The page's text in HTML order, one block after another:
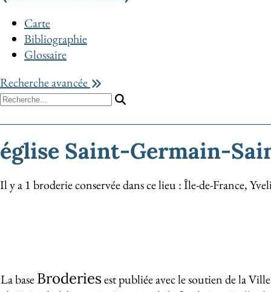
Carte
Bibliographie
Glossaire
Recherche avancée
église Saint-Germain-
Il y a 1 broderie conservée dans ce lieu : Île-de-France,
La baseBroderiesest publiée avec le soutien de la Ville